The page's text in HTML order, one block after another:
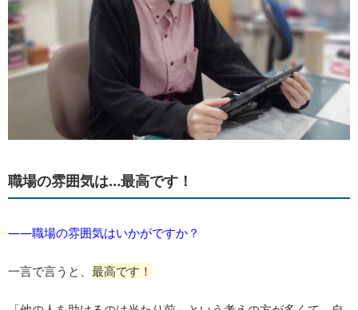
職場の雰囲気は…最高です！
――職場の雰囲気はいかがですか？
一言で言うと、 最高です！